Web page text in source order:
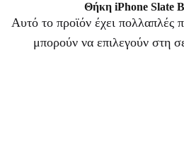
Θήκη iPhone Slate
Αυτό το προϊόν έχει πολλαπλές
μπορούν να επιλεγούν στη